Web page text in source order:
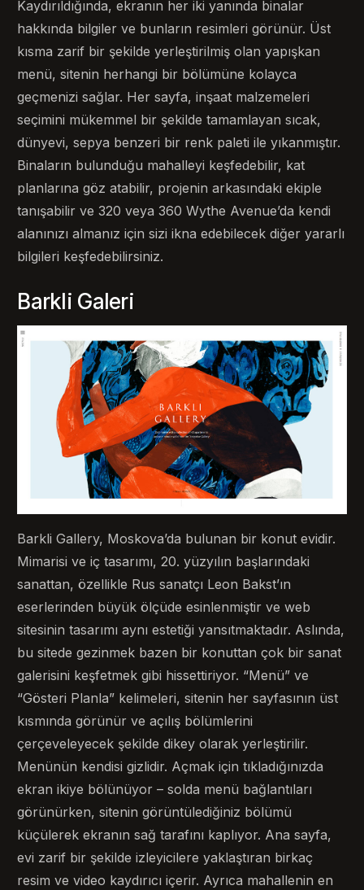
Kaydırıldığında, ekranın her iki yanında binalar
hakkında bilgiler ve bunların resimleri görünür. Üst
kısma zarif bir şekilde yerleştirilmiş olan yapışkan
menü, sitenin herhangi bir bölümüne kolayca
geçmenizi sağlar. Her sayfa, inşaat malzemeleri
seçimini mükemmel bir şekilde tamamlayan sıcak,
dünyevi, sepya benzeri bir renk paleti ile yıkanmıştır.
Binaların bulunduğu mahalleyi keşfedebilir, kat
planlarına göz atabilir, projenin arkasındaki ekiple
tanışabilir ve 320 veya 360 Wythe Avenue’da kendi
alanınızı almanız için sizi ikna edebilecek diğer yararlı
bilgileri keşfedebilirsiniz.
Barkli Galeri
Barkli Gallery, Moskova’da bulunan bir konut evidir.
Mimarisi ve iç tasarımı, 20. yüzyılın başlarındaki
sanattan, özellikle Rus sanatçı Leon Bakst’ın
eserlerinden büyük ölçüde esinlenmiştir ve web
sitesinin tasarımı aynı estetiği yansıtmaktadır. Aslında,
bu sitede gezinmek bazen bir konuttan çok bir sanat
galerisini keşfetmek gibi hissettiriyor. “Menü” ve
“Gösteri Planla” kelimeleri, sitenin her sayfasının üst
kısmında görünür ve açılış bölümlerini
çerçeveleyecek şekilde dikey olarak yerleştirilir.
Menünün kendisi gizlidir. Açmak için tıkladığınızda
ekran ikiye bölünüyor – solda menü bağlantıları
görünürken, sitenin görüntülediğiniz bölümü
küçülerek ekranın sağ tarafını kaplıyor. Ana sayfa,
evi zarif bir şekilde izleyicilere yaklaştıran birkaç
resim ve video kaydırıcı içerir. Ayrıca mahallenin en